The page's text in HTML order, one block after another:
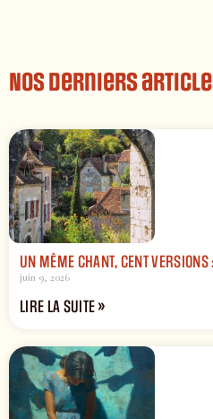
Nos derniers
UN MÊME CHANT, CENT
juin 9, 2026
LIRE LA SUITE »